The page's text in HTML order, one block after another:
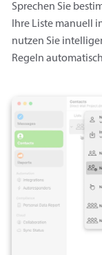
Sprechen Sie
Ihre Liste manuell
nutzen Sie
Regeln